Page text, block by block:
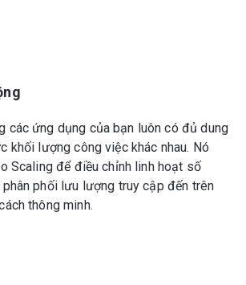
các ứng dụng của bạn luôn có đủ dung
khối lượng công việc khác nhau. Nó
Scaling để điều chỉnh linh hoạt số
phối lưu lượng truy cập đến trên
thông minh.